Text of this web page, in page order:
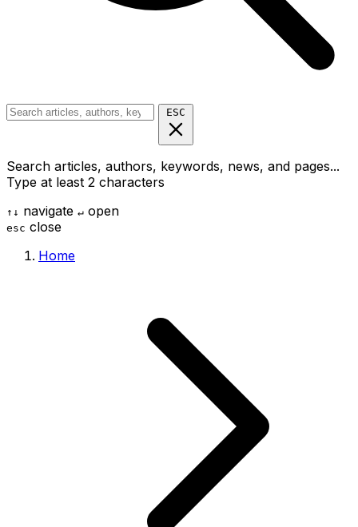
ESC
Search articles, authors, keywords, news, and pages...
Type at least 2 characters
↑ ↓ navigate ↵ open
esc close
Home